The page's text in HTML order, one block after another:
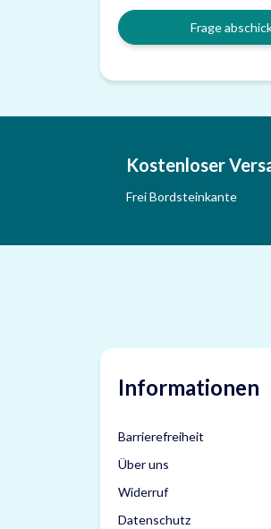
Frage
Kostenloser
Frei Bordsteinkante
Informationen
Barrierefreiheit
Über uns
Widerruf
Datenschutz